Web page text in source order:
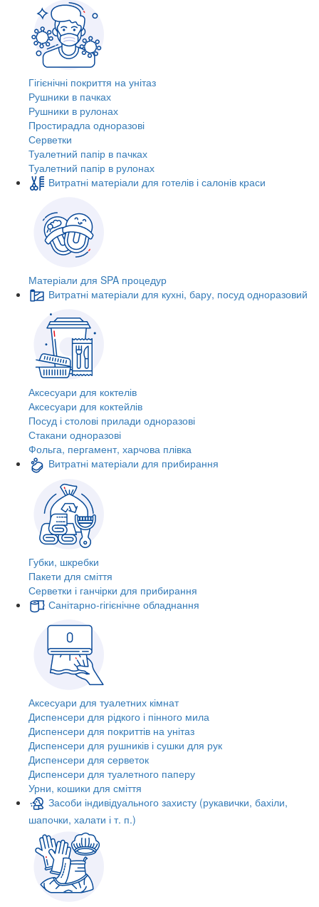
Гігієнічні покриття на унітаз
Рушники в пачках
Рушники в рулонах
Простирадла одноразові
Серветки
Туалетний папір в пачках
Туалетний папір в рулонах
Витратні матеріали для готелів і салонів краси
Матеріали для SPA процедур
Витратні матеріали для кухні, бару, посуд одноразовий
Аксесуари для коктелів
Аксесуари для коктейлів
Посуд і столові прилади одноразові
Стакани одноразові
Фольга, пергамент, харчова плівка
Витратні матеріали для прибирання
Губки, шкребки
Пакети для сміття
Серветки і ганчірки для прибирання
Санітарно-гігієнічне обладнання
Аксесуари для туалетних кімнат
Диспенсери для рідкого і пінного мила
Диспенсери для покриттів на унітаз
Диспенсери для рушників і сушки для рук
Диспенсери для серветок
Диспенсери для туалетного паперу
Урни, кошики для сміття
Засоби індивідуального захисту (рукавички, бахіли,
шапочки, халати і т. п.)